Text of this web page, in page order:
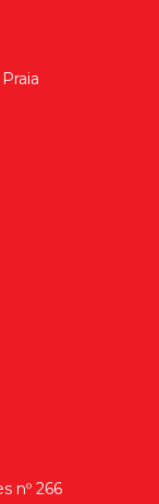
nº 266